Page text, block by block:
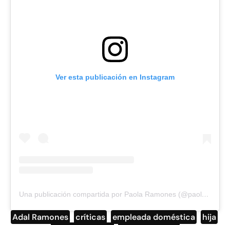
Ver esta publicación en Instagram
Una publicación compartida por Paola Ramones (@paolaramones)
Adal Ramones críticas empleada doméstica hija